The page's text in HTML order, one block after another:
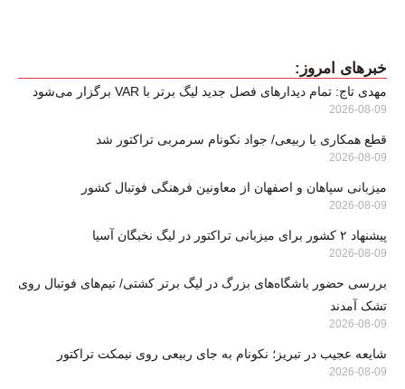
خبرهای امروز:
مهدی تاج: تمام دیدارهای فصل جدید لیگ برتر با VAR برگزار می‌شود
2026-08-09
قطع همکاری با ربیعی/ جواد نکونام سرمربی تراکتور شد
2026-08-09
میزبانی سپاهان و اصفهان از معاونین فرهنگی فوتبال کشور
2026-08-09
پیشنهاد ۲ کشور برای میزبانی تراکتور در لیگ نخبگان آسیا
2026-08-09
بررسی حضور باشگاه‌های بزرگ در لیگ برتر کشتی/ تیم‌های فوتبال روی
تشک آمدند
2026-08-09
شایعه عجیب در تبریز؛ نکونام به جای ربیعی روی نیمکت تراکتور
2026-08-09